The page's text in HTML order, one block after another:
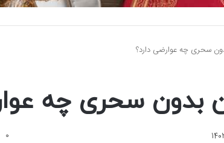
سحری چه عوارضی دارد؟
بدون سحری چه
0